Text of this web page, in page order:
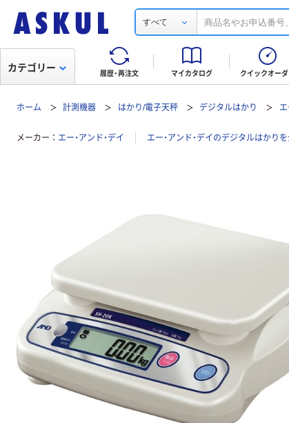
すべて
履歴・再注文 マイカタログ クイックオーダ
カテゴリー
ホーム 計測機器 はかり/電子天秤 デジタルはかり
メーカー エー・アンド・デイ エー・アンド・デイのデジタルはかり